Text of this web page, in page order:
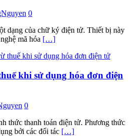
0
dạng của chữ ký điện tử. Thiết bị này
mã hóa […]
khi sử dụng hóa đơn điện
0
thức thanh toán điện tử. Phương thức
bởi các đối tác […]